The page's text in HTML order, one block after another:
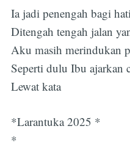
Ia jadi penengah bagi
Ditengah tengah jalan
Aku masih merindukan
Seperti dulu Ibu ajarkan
Lewat kata
*Larantuka 2025 *
*